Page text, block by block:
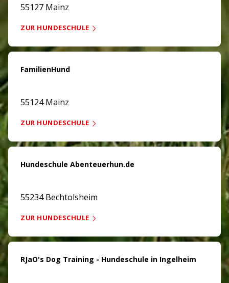
55127 Mainz
ZUR HUNDESCHULE
FamilienHund
55124 Mainz
ZUR HUNDESCHULE
Hundeschule Abenteuerhun.de
55234 Bechtolsheim
ZUR HUNDESCHULE
RJaO's Dog Training - Hundeschule in Ingelheim